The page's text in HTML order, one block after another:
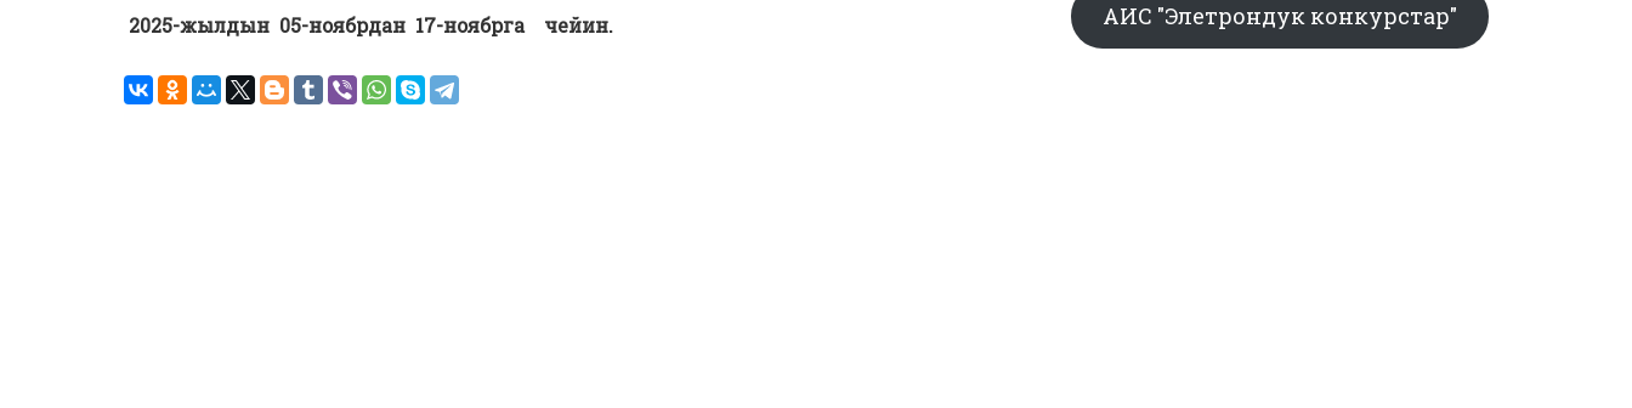
2025-жылдын 05-ноябрдан 17-ноябрга чейин.
АИС "Элетрондук конкурстар"